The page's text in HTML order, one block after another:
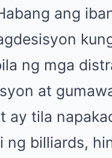
ang
ng mga
at
ay tila
ng billiards,